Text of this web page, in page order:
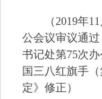
（2019年
公会议审议通
书记处第75次
国三八红旗手
定》修正）